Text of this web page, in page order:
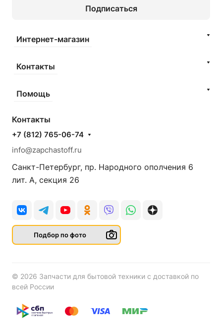
Подписаться
Интернет-магазин
Контакты
Помощь
Контакты
+7 (812) 765-06-74
info@zapchastoff.ru
Санкт-Петербург, пр. Народного ополчения 6
лит. А, секция 26
Подбор по фото
© 2026 Запчасти для бытовой техники с доставкой по
всей России